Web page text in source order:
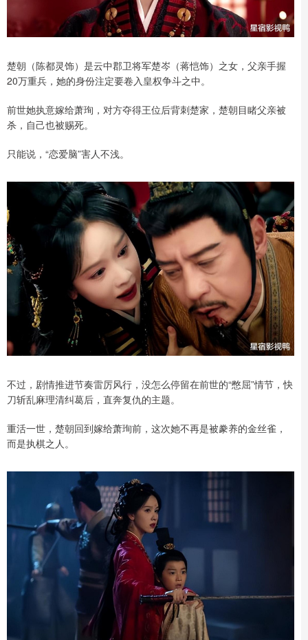
楚朝（陈都灵饰）是云中郡卫将军楚岑（蒋恺饰）之女，父亲手握
20万重兵，她的身份注定要卷入皇权争斗之中。
前世她执意嫁给萧珣，对方夺得王位后背刺楚家，楚朝目睹父亲被
杀，自己也被赐死。
只能说，“恋爱脑”害人不浅。
不过，剧情推进节奏雷厉风行，没怎么停留在前世的“憋屈”情节，快
刀斩乱麻理清纠葛后，直奔复仇的主题。
重活一世，楚朝回到嫁给萧珣前，这次她不再是被豢养的金丝雀，
而是执棋之人。